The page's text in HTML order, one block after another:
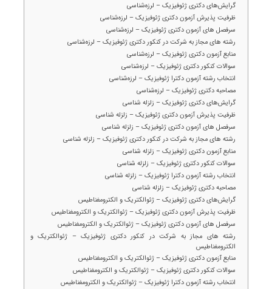
گرایش‌های دکتری ژئوفیزیک – لرزه‌شناسی
ظرفیت پذیرش آزمون دکتری ژئوفیزیک – لرزه‌شناسی
سرفصل های آزمون دکتری ژئوفیزیک – لرزه‌شناسی
رشته های مجاز به شرکت در کنکور دکتری ژئوفیزیک – لرزه‌شناسی
منابع آزمون دکتری ژئوفیزیک – لرزه‌شناسی
سوالات کنکور دکتری ژئوفیزیک – لرزه‌شناسی
انتخاب رشته آزمون دکترا ژئوفیزیک – لرزه‌شناسی
مصاحبه دکتری ژئوفیزیک – لرزه‌شناسی
گرایش‌های دکتری ژئوفیزیک – زلزله شناسی
ظرفیت پذیرش آزمون دکتری ژئوفیزیک – زلزله شناسی
سرفصل های آزمون دکتری ژئوفیزیک – زلزله شناسی
رشته های مجاز به شرکت در کنکور دکتری ژئوفیزیک – زلزله شناسی
منابع آزمون دکتری ژئوفیزیک – زلزله شناسی
سوالات کنکور دکتری ژئوفیزیک – زلزله شناسی
انتخاب رشته آزمون دکترا ژئوفیزیک – زلزله شناسی
مصاحبه دکتری ژئوفیزیک – زلزله شناسی
گرایش‌های دکتری ژئوفیزیک – ژئوالکتریک و الکترومغناطیس
ظرفیت پذیرش آزمون دکتری ژئوفیزیک – ژئوالکتریک و الکترومغناطیس
سرفصل های آزمون دکتری ژئوفیزیک – ژئوالکتریک و الکترومغناطیس
رشته های مجاز به شرکت در کنکور دکتری ژئوفیزیک – ژئوالکتریک و
الکترومغناطیس
منابع آزمون دکتری ژئوفیزیک – ژئوالکتریک و الکترومغناطیس
سوالات کنکور دکتری ژئوفیزیک – ژئوالکتریک و الکترومغناطیس
انتخاب رشته آزمون دکترا ژئوفیزیک – ژئوالکتریک و الکترومغناطیس